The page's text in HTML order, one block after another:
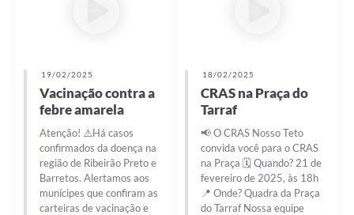
Notícias
Obras
Galeria de Vídeos
Projetos
19/02/2025
Vacinação contra a
febre amarela
Atenção! ⚠️Há casos
confirmados da doença na
região de Ribeirão Preto e
Barretos. Alertamos aos
munícipes que confiram as
carteiras de vacinação e
18/02/2025
CRAS na Praça do
Tarraf
📢 O CRAS Nosso Teto
convida você para o CRAS
na Praça 🗓 Quando? 21 de
fevereiro de 2025, às 18h
📍 Onde? Quadra da Praça
do Tarraf Nossa equipe